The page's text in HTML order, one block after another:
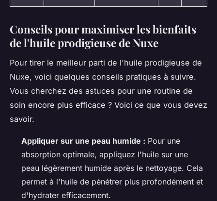
Conseils pour maximiser les bienfaits
de l'huile prodigieuse de Nuxe
Pour tirer le meilleur parti de l'huile prodigieuse de
Nuxe, voici quelques conseils pratiques à suivre.
Vous cherchez des astuces pour une routine de
soin encore plus efficace ? Voici ce que vous devez
savoir.
Appliquer sur une peau humide : Pour une
absorption optimale, appliquez l'huile sur une
peau légèrement humide après le nettoyage. Cela
permet à l'huile de pénétrer plus profondément et
d'hydrater efficacement.